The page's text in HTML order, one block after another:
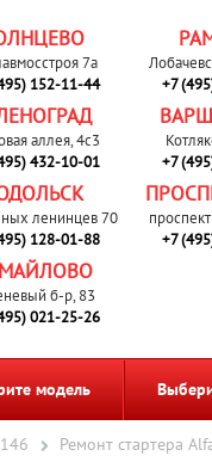
7а
152-11-44
+7
аллея, 4с3
432-10-01
+7
ленинцев 70
128-01-88
+7
б-р, 83
021-25-26
модель
Ремонт стартера